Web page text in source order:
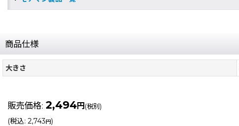
商品仕様
大きさ
販売価格: 2,494円 (税別)
(税込: 2,743円)